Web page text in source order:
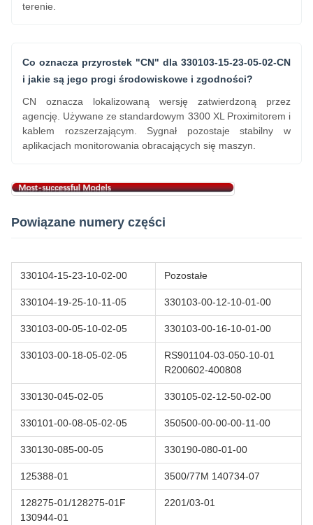
terenie.
Co oznacza przyrostek "CN" dla 330103-15-23-05-02-CN
i jakie są jego progi środowiskowe i zgodności?
CN oznacza lokalizowaną wersję zatwierdzoną przez
agencję. Używane ze standardowym 3300 XL Proximitorem i
kablem rozszerzającym. Sygnał pozostaje stabilny w
aplikacjach monitorowania obracających się maszyn.
Powiązane numery części
330104-15-23-10-02-00 Pozostałe
330104-19-25-10-11-05 330103-00-12-10-01-00
330103-00-05-10-02-05 330103-00-16-10-01-00
330103-00-18-05-02-05
RS901104-03-050-10-01
R200602-400808
330130-045-02-05 330105-02-12-50-02-00
330101-00-08-05-02-05 350500-00-00-00-11-00
330130-085-00-05 330190-080-01-00
125388-01 3500/77M 140734-07
128275-01/128275-01F
130944-01
2201/03-01